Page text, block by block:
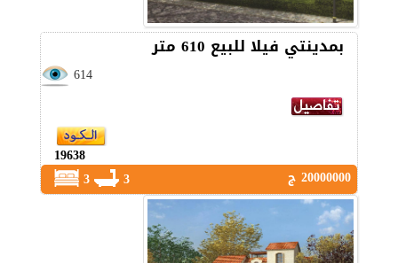
بمدينتي فيلا للبيع 610 متر
614
19638
20000000 ج
3